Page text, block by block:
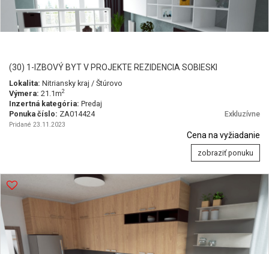
(30) 1-IZBOVÝ BYT V PROJEKTE REZIDENCIA SOBIESKI
Lokalita: Nitriansky kraj / Štúrovo
Výmera: 21.1m2
Inzertná kategória: Predaj
Ponuka číslo: ZA014424 Exkluzívne
Pridané 23.11.2023
Cena na vyžiadanie
zobraziť ponuku